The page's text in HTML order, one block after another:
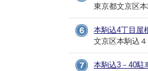
東京都文京区
本駒込4丁目屋
文京区本駒込
本駒込3－40駐